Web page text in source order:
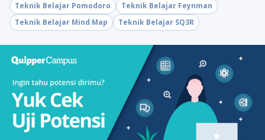
Teknik Belajar Pomodoro
Teknik Belajar Feynman
Teknik Belajar Mind Map
Teknik Belajar SQ3R